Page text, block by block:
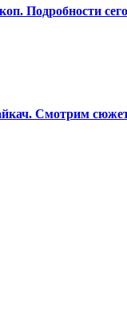
Подробности
Смотрим